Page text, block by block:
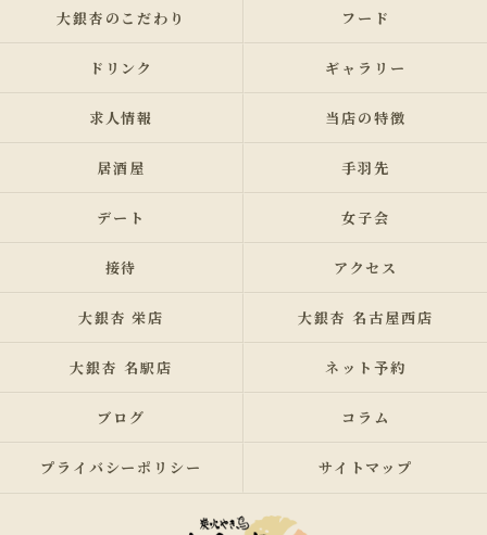
大銀杏のこだわり フード
ドリンク ギャラリー
求人情報 当店の特徴
居酒屋 手羽先
デート 女子会
接待 アクセス
大銀杏 栄店 大銀杏 名古屋西店
大銀杏 名駅店 ネット予約
ブログ コラム
プライバシーポリシー サイトマップ